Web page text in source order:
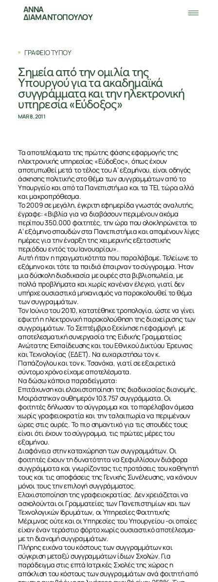
ΑΝΝΑ
ΔΙΑΜΑΝΤΟΠΟΥΛΟΥ
ΓΡΑΦΕΙΟ ΤΥΠΟΥ
Σημεία από την ομιλία της
Υπουργού για τα ακαδημαϊκά
συγγράμματα και την ηλεκτρονική
υπηρεσία «Εύδοξος»
MAR 8, 2011
Τα αποτελέσματα της πρώτης φάσης εφαρμογής της
ηλεκτρονικής υπηρεσίας «Εύδοξος», όπως έχουν
αποτυπωθεί μετά το τέλος του Α’ εξαμήνου, είναι οδηγός
άσκησης πολιτικής στο θέμα των συγγραμμάτων από το
Υπουργείο και από τα Πανεπιστήμια και τα ΤΕΙ, τώρα αλλά
και μακροπρόθεσμα.
Το 2009 σε μεγάλη, έγκριτη εφημερίδα γνωστός αναλυτής,
έγραφε: «Βιβλία για να διαβάσουν περιμένουν ακόμα
περίπου 350.000 φοιτητές, την ώρα που ολοκληρώνεται το
Α’ εξάμηνο σπουδών στα Πανεπιστήμια και απομένουν λίγες
ημέρες για την έναρξη της χειμερινής εξεταστικής
περιόδου εντός του Ιανουαρίου».
Αυτή ήταν η πραγματικότητα που παραλάβαμε. Τελείωνε το
εξάμηνο και τότε τα παιδιά έπαιρναν το σύγγραμμα. Ήταν
μια δύσκολη διαδικασία με ουρές στα βιβλιοπωλεία, με
πολλά προβλήματα και χωρίς κανέναν έλεγχο, γιατί δεν
υπήρχε ουσιαστικά μηχανισμός να παρακολουθεί το θέμα
των συγγραμμάτων.
Τον Ιούνιο του 2010, κατατέθηκε τροπολογία, ώστε να γίνει
εφικτή η ηλεκτρονική παρακολούθηση της διαχείρισης των
συγγραμμάτων. Το Σεπτέμβριο ξεκίνησε η εφαρμογή, με
αποτελεσματική συνεργασία της Ειδικής Γραμματείας
Ανώτατης Εκπαίδευσης και του Εθνικού Δικτύου Έρευνας
και Τεχνολογίας (ΕΔΕΤ). Να ευχαριστήσω τον κ.
Παπάζογλου και τον κ. Τσανάκα, γιατί σε εξαιρετικά
σύντομο χρόνο είχαμε αποτελέσματα.
Να δώσω κάποια παραδείγματα:
Επιτάχυνση και ελαχιστοποίηση της διαδικασίας διανομής.
Μοιράστηκαν αυθημερόν 103.757 συγγράμματα. Οι
φοιτητές δήλωσαν το σύγγραμμα και το παρέλαβαν άμεσα
χωρίς γραφειοκρατία και την ταλαιπωρία να περιμένουν
ώρες στις ουρές. Το πιο σημαντικό για τις σπουδές τους
είναι ότι έχουν το σύγγραμμα, τις πρώτες μέρες του
εξαμήνου.
Διαφάνεια στην καταχώρηση των συγγραμμάτων. Οι
φοιτητές έχουν τη δυνατότητα να ξεφυλλίσουν διάφορα
συγγράμματα και γνωρίζοντας τις προτάσεις του καθηγητή
τους και τις αποφάσεις της Γενικής Συνέλευσης, να κάνουν
μόνοι τους την επιλογή συγγράμματος.
Ελαχιστοποίηση της γραφειοκρατίας. Δεν χρειάζεται να
ασχολούνται οι Γραμματείες των Πανεπιστημίων και των
Τεχνολογικών Ιδρυμάτων, οι Υπηρεσίες Φοιτητικής
Μέριμνας ούτε και οι Υπηρεσίες του Υπουργείου -οι οποίες
είχαν έναν τεράστιο φόρτο χωρίς ουσιαστικό αποτέλεσμα-
με τη διανομή συγγραμμάτων.
Πλήρης εικόνα του κόστους των συγγραμμάτων και
σύγκριση μεταξύ συγγραμμάτων ίδιων Σχολών. Για
παράδειγμα στις επτά Ιατρικές Σχολές της χώρας η
απόκλιση του κόστους των συγγραμμάτων ανά φοιτητή από